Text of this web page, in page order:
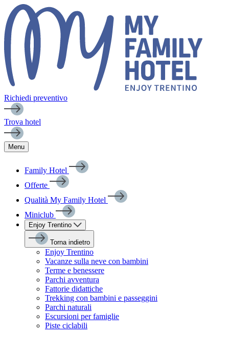
Richiedi preventivo
Trova hotel
Menu
Family Hotel
Offerte
Qualità My Family Hotel
Miniclub
Enjoy Trentino
Torna indietro
Enjoy Trentino
Vacanze sulla neve con bambini
Terme e benessere
Parchi avventura
Fattorie didattiche
Trekking con bambini e passeggini
Parchi naturali
Escursioni per famiglie
Piste ciclabili